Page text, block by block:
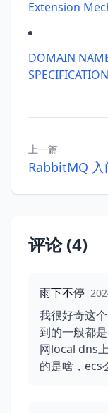
Extension
DOMAIN
SPECIFICATION
上一篇
RabbitMQ 入
评论 (4)
雨下不停
我很好奇这
到的一般都
网local dns
的是啥，ecs